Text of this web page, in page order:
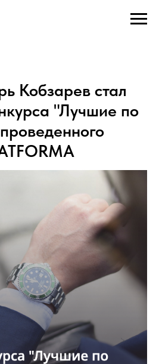
Кобзарев стал
"Лучшие по